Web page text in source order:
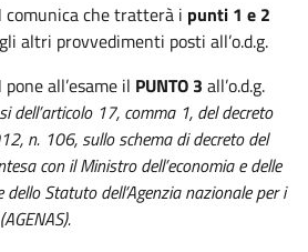
comunica che tratterà i punti 1 e 2
altri provvedimenti posti all’o.d.g.
pone all’esame il PUNTO 3 all’o.d.g.
dell’articolo 17, comma 1, del decreto
n. 106, sullo schema di decreto del
con il Ministro dell’economia e delle
Statuto dell’Agenzia nazionale per i